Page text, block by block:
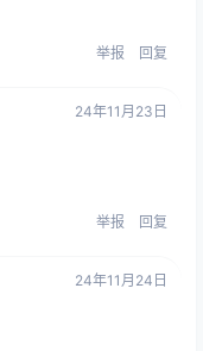
举报 回复
24年11月23日
举报 回复
24年11月24日